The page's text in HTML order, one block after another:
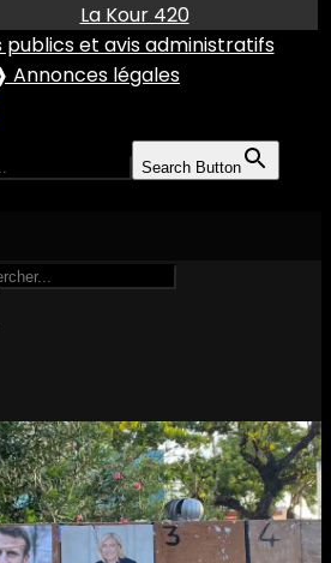
La Kour 420
publics et avis administratifs
Annonces légales
Search Button